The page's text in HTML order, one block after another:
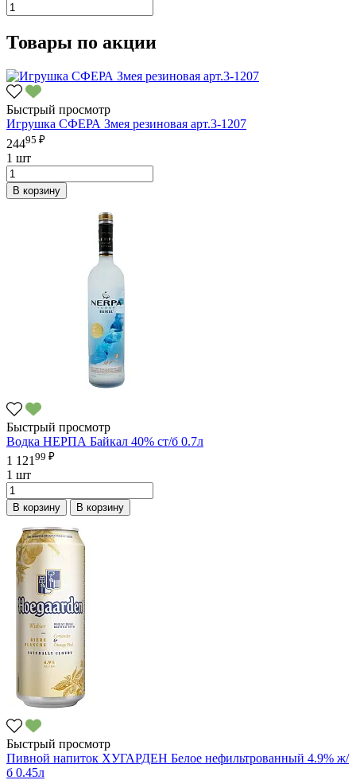
Товары по акции
Быстрый просмотр
Игрушка СФЕРА Змея резиновая арт.3-1207
24495 ₽
1 шт
В корзину
Быстрый просмотр
Водка НЕРПА Байкал 40% ст/б 0.7л
1 121 99 ₽
1 шт
В корзину В корзину
Быстрый просмотр
Пивной напиток ХУГАРДЕН Белое нефильтрованный 4.9% ж/
б 0.45л